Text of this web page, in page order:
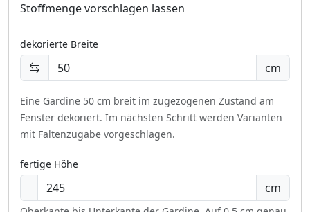
Stoffmenge vorschlagen lassen
dekorierte Breite
cm
Eine Gardine 50 cm breit im zugezogenen Zustand am
Fenster dekoriert. Im nächsten Schritt werden Varianten
mit Faltenzugabe vorgeschlagen.
fertige Höhe
cm